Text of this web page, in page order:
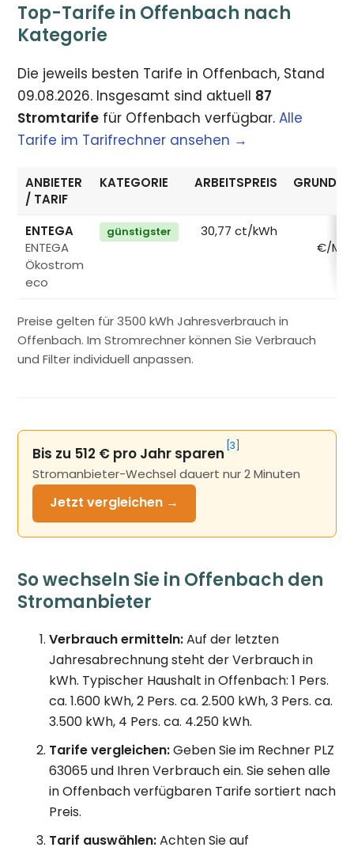
Top-Tarife in Offenbach nach
Kategorie
Die jeweils besten Tarife in Offenbach, Stand
09.08.2026. Insgesamt sind aktuell 87
Stromtarife für Offenbach verfügbar.Alle
Tarife im Tarifrechner ansehen →
ANBIETER
/ TARIF
KATEGORIE ARBEITSPREIS
ENTEGA
ENTEGA
Ökostrom
eco
günstigster 30,77 ct/kWh
€/
Preise gelten für 3500 kWh Jahresverbrauch in
Offenbach. Im Stromrechner können Sie Verbrauch
und Filter individuell anpassen.
Bis zu 512 € pro Jahr sparen [3]
Stromanbieter-Wechsel dauert nur 2 Minuten
Jetzt vergleichen →
So wechseln Sie in Offenbach den
Stromanbieter
Verbrauch ermitteln:Auf der letzten
Jahresabrechnung steht der Verbrauch in
kWh. Typischer Haushalt in Offenbach: 1 Pers.
ca. 1.600 kWh, 2 Pers. ca. 2.500 kWh, 3 Pers. ca.
3.500 kWh, 4 Pers. ca. 4.250 kWh.
Tarife vergleichen:Geben Sie im Rechner PLZ
63065 und Ihren Verbrauch ein. Sie sehen alle
in Offenbach verfügbaren Tarife sortiert nach
Preis.
Tarif auswählen:Achten Sie auf